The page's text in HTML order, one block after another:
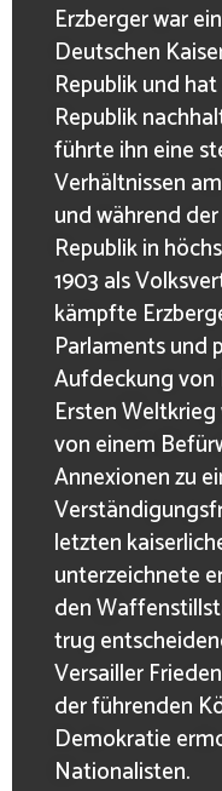
Erzberger war
Deutschen
Republik und
Republik
führte ihn eine
Verhältnissen
und während
Republik in
1903 als
kämpfte
Parlaments und
Aufdeckung von
Ersten
von einem
Annexionen zu
letzten
unterzeichnete
den
trug
Versailler
der führenden
Demokratie
Nationalisten.